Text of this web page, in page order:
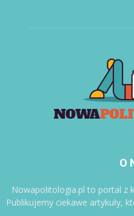
O
Nowapolitologia.pl to portal z
Publikujemy ciekawe artykuły,